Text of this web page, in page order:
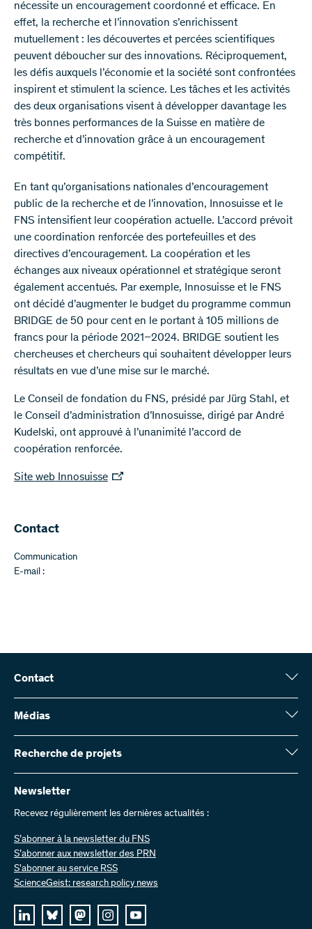
nécessite un encouragement coordonné et efficace. En
effet, la recherche et l’innovation s’enrichissent
mutuellement : les découvertes et percées scientifiques
peuvent déboucher sur des innovations. Réciproquement,
les défis auxquels l’économie et la société sont confrontées
inspirent et stimulent la science. Les tâches et les activités
des deux organisations visent à développer davantage les
très bonnes performances de la Suisse en matière de
recherche et d’innovation grâce à un encouragement
compétitif.
En tant qu’organisations nationales d’encouragement
public de la recherche et de l’innovation, Innosuisse et le
FNS intensifient leur coopération actuelle. L’accord prévoit
une coordination renforcée des portefeuilles et des
directives d’encouragement. La coopération et les
échanges aux niveaux opérationnel et stratégique seront
également accentués. Par exemple, Innosuisse et le FNS
ont décidé d’augmenter le budget du programme commun
BRIDGE de 50 pour cent en le portant à 105 millions de
francs pour la période 2021–2024. BRIDGE soutient les
chercheuses et chercheurs qui souhaitent développer leurs
résultats en vue d’une mise sur le marché.
Le Conseil de fondation du FNS, présidé par Jürg Stahl, et
le Conseil d’administration d’Innosuisse, dirigé par André
Kudelski, ont approuvé à l’unanimité l’accord de
coopération renforcée.
Site web Innosuisse
​Contact
Communication
E-mail :
Contact
Fonds national suisse (FNS)
Wildhainweg 3
Contactez-nous
Envoyer des factures
Travailler chez nous
Offres d’emploi
Médias
Service de presse
Rapport annuel
Recherche de projets
Vous trouverez ici des informations complètes sur les projets de
recherche et les subsides approuvés par le FNS :
Recherche de projets
Newsletter
Recevez régulièrement les dernières actualités :
S’abonner à la newsletter du FNS
S’abonner aux newsletter des PRN
S'abonner au service RSS
ScienceGeist: research policy news